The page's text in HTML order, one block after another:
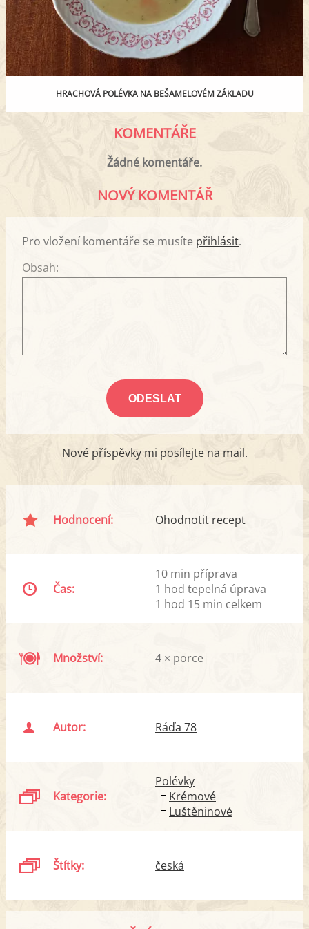
HRACHOVÁ POLÉVKA NA BEŠAMELOVÉM ZÁKLADU
KOMENTÁŘE
Žádné komentáře.
NOVÝ KOMENTÁŘ
Pro vložení komentáře se musíte přihlásit.
Obsah:
Nové příspěvky mi posílejte na mail.
Hodnocení: Ohodnotit recept
Čas:
10 min příprava
1 hod tepelná úprava
1 hod 15 min celkem
Množství: 4 × porce
Autor: Ráďa 78
Kategorie:
Polévky
Krémové
Luštěninové
Štítky: česká